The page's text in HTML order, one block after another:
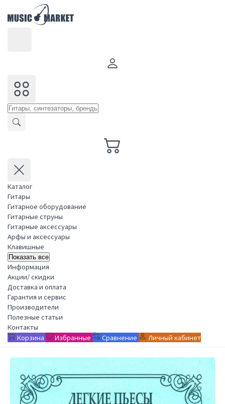
Каталог
Гитары
Гитарное оборудование
Гитарные струны
Гитарные аксессуары
Арфы и аксессуары
Клавишные
Показать все
Информация
Акции/ скидки
Доставка и оплата
Гарантия и сервис
Производители
Полезные статьи
Контакты
Корзина
Избранные Сравнение Личный кабинет